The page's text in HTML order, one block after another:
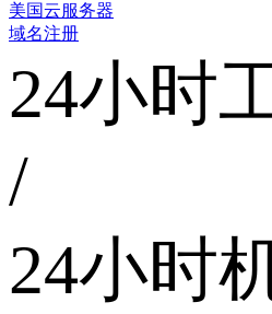
美国云服务器
域名注册
24小时
/
24小时